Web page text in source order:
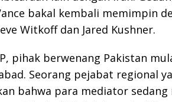
bakal kembali memimpin
Witkoff dan Jared Kushner.
pihak berwenang Pakistan
Seorang pejabat regional
bahwa para mediator sedang